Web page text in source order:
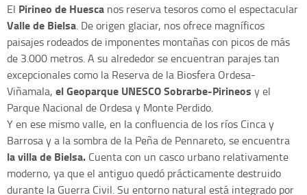
El Pirineo de Huesca nos reserva tesoros como el espectacular
Valle de Bielsa. De origen glaciar, nos ofrece magníficos
paisajes rodeados de imponentes montañas con picos de más
de 3.000 metros. A su alrededor se encuentran parajes tan
excepcionales como la Reserva de la Biosfera Ordesa-
Viñamala, el Geoparque UNESCO Sobrarbe-Pirineos y el
Parque Nacional de Ordesa y Monte Perdido.
Y en ese mismo valle, en la confluencia de los ríos Cinca y
Barrosa y a la sombra de la Peña de Pennareto, se encuentra
la villa de Bielsa. Cuenta con un casco urbano relativamente
moderno, ya que el antiguo quedó prácticamente destruido
durante la Guerra Civil. Su entorno natural está integrado por